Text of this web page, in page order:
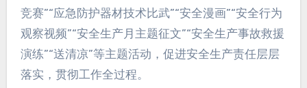
竞赛”“应急防护器材技术比武”“安全漫画”“安全行为
观察视频”“安全生产月主题征文”“安全生产事故救援
演练”“送清凉”等主题活动，促进安全生产责任层层
落实，贯彻工作全过程。